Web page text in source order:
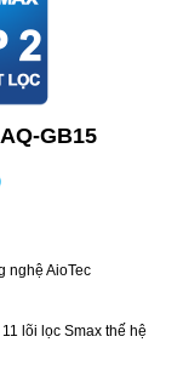
GB15
nghệ AioTec
lõi lọc Smax thế hệ